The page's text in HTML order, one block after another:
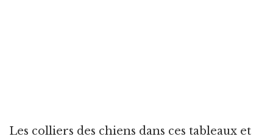
Les colliers des chiens dans ces tableaux et